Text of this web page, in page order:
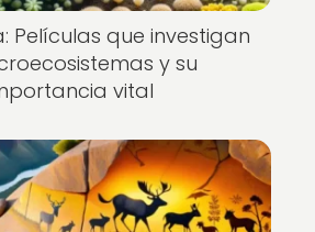
Películas que investigan
y su
vital